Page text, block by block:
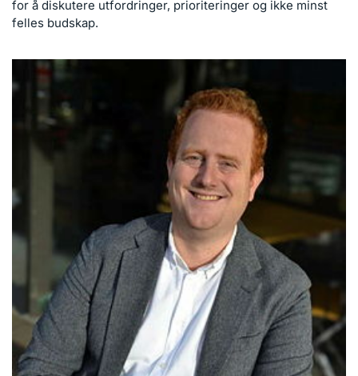
for å diskutere utfordringer, prioriteringer og ikke minst
felles budskap.